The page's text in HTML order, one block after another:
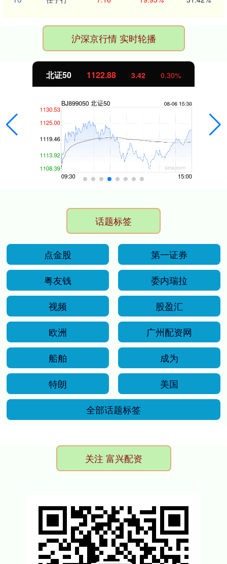
沪深京行情 实时轮播
北证50 1122.88 3.42 0.30%
话题标签
点金股
第一证券
粤友钱
委内瑞拉
视频
股盈汇
欧洲
广州配资网
船舶
成为
特朗
美国
全部话题标签
关注 富兴配资